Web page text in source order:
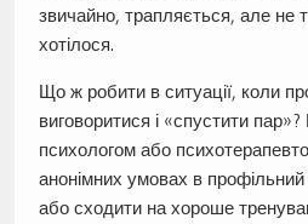
звичайно, трапляється, але не
хотілося.
Що ж робити в ситуації, коли
виговоритися і «спустити
психологом або
анонімних умовах в
або сходити на хороше